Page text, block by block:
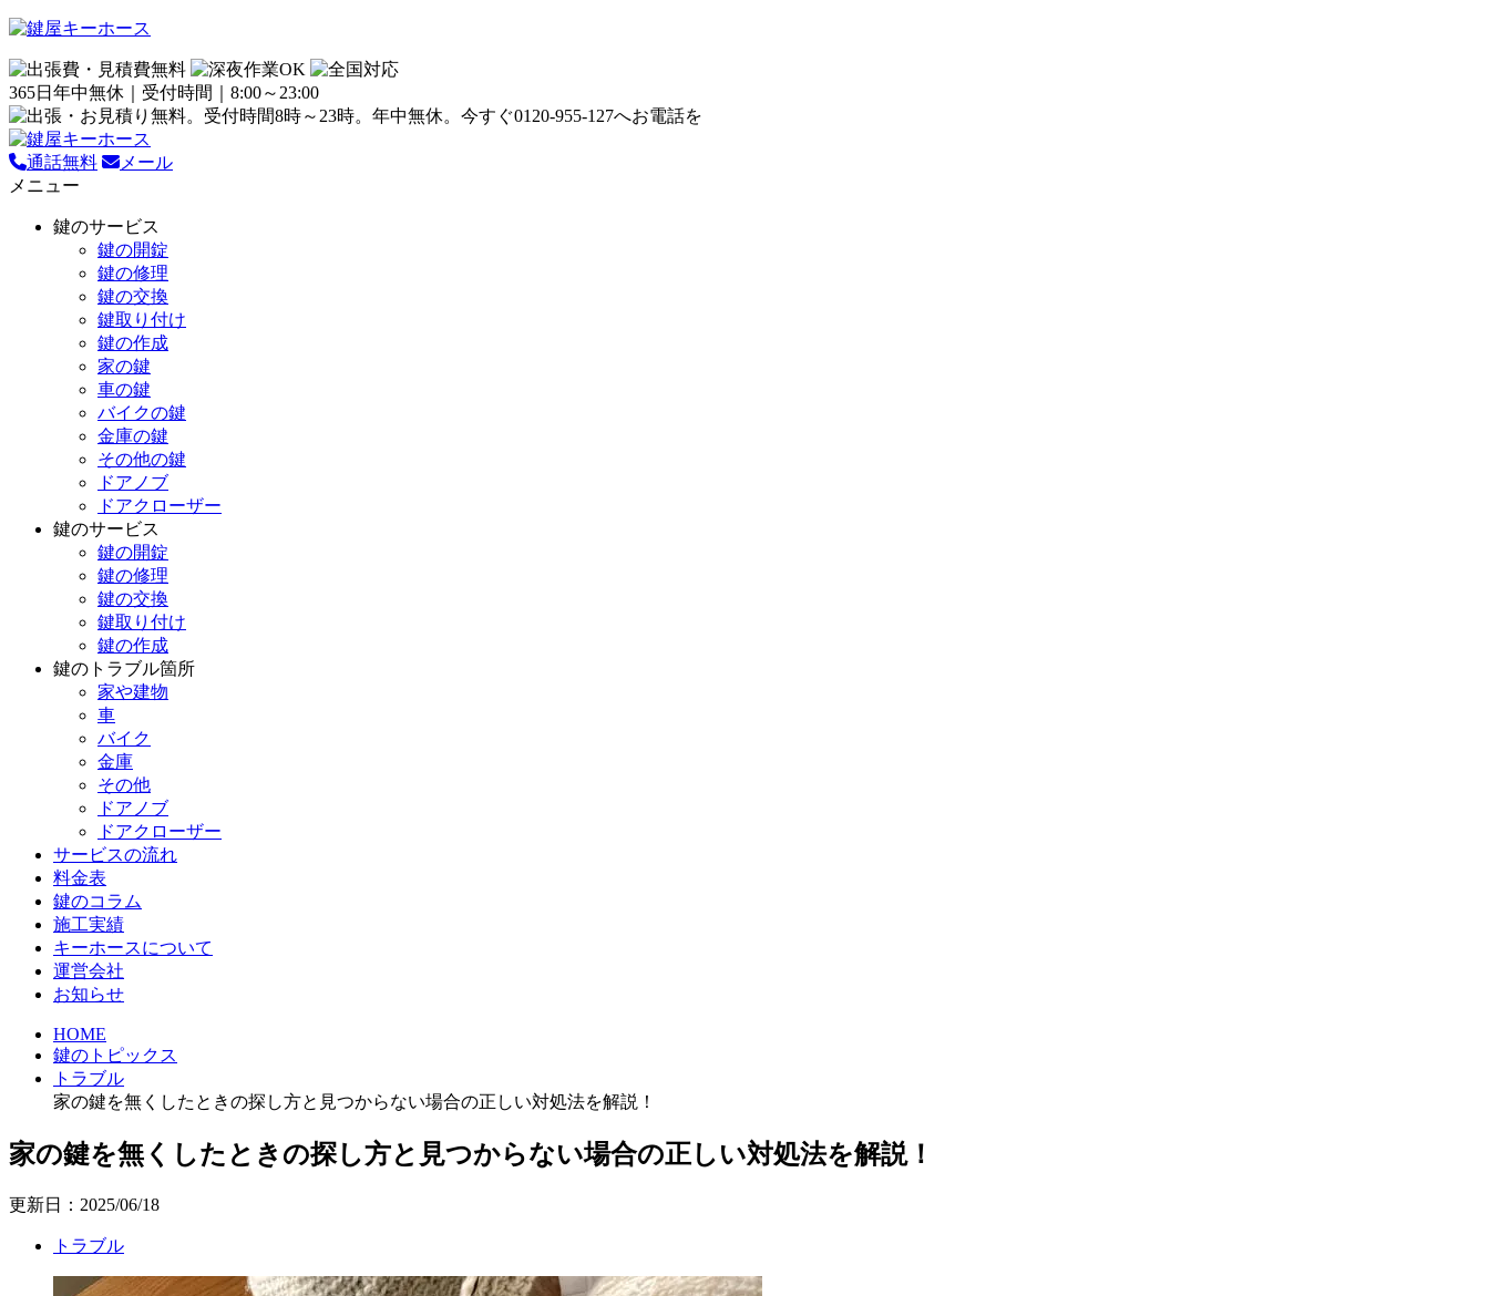
365日年中無休｜受付時間｜8:00～23:00
通話無料
メール
メニュー
鍵のサービス
鍵の開錠
鍵の修理
鍵の交換
鍵取り付け
鍵の作成
家の鍵
車の鍵
バイクの鍵
金庫の鍵
その他の鍵
ドアノブ
ドアクローザー
鍵のサービス
鍵の開錠
鍵の修理
鍵の交換
鍵取り付け
鍵の作成
鍵のトラブル箇所
家や建物
車
バイク
金庫
その他
ドアノブ
ドアクローザー
サービスの流れ
料金表
鍵のコラム
施工実績
キーホースについて
運営会社
お知らせ
HOME
鍵のトピックス
トラブル
家の鍵を無くしたときの探し方と見つからない場合の正しい対処法を解説！
家の鍵を無くしたときの探し方と見つからない場合の正しい対処法を解説！
更新日：2025/06/18
トラブル